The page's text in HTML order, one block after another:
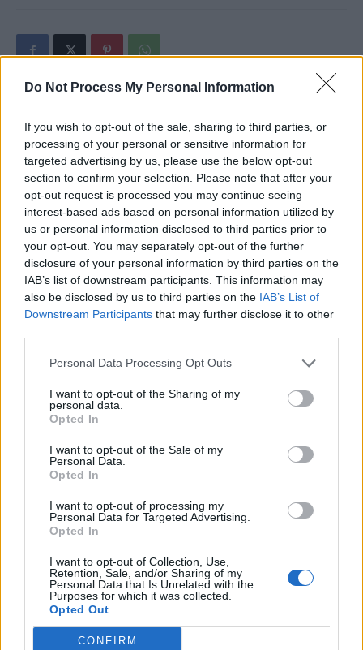
Do Not Process My Personal Information
If you wish to opt-out of the sale, sharing to third parties, or
processing of your personal or sensitive information for
targeted advertising by us, please use the below opt-out
section to confirm your selection. Please note that after your
opt-out request is processed you may continue seeing
interest-based ads based on personal information utilized by
us or personal information disclosed to third parties prior to
your opt-out. You may separately opt-out of the further
disclosure of your personal information by third parties on the
IAB’s list of downstream participants. This information may
also be disclosed by us to third parties on the IAB’s List of
Downstream Participants that may further disclose it to other
Personal Data Processing Opt Outs
I want to opt-out of the Sharing of my
personal data.
Opted In
I want to opt-out of the Sale of my
Personal Data.
Opted In
I want to opt-out of processing my
Personal Data for Targeted Advertising.
Opted In
I want to opt-out of Collection, Use,
Retention, Sale, and/or Sharing of my
Personal Data that Is Unrelated with the
Purposes for which it was collected.
Opted Out
CONFIRM
Articolul precedent
Sondaj șocant: 75,5% dintre
ruși susțin că, după
„pacificarea” Ucrainei, trebuie
atacată și Polonia!
Articolul următor
Ucraineancă de 33 de ani,
violată ore în șir de soldații
ruși beți care-i împușcaseră
soțul în fața ușii. „Taci, sau îi
arătăm copilului creierii tăi
prin casă!”
Publicitate
Publicitate
partenerul principal al FC Rapid
București
Publicitate
(P) Iluminat suspendat modern
pentru birouri: transformă spațiul
de lucru cu soluțiile de iluminat de